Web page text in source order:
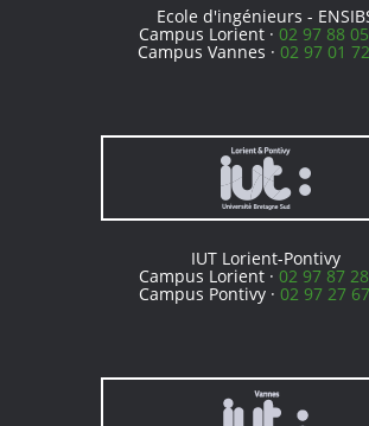
Ecole d'ingénieurs -
Campus Lorient · 02 97 88
Campus Vannes · 02 97 01
IUT Lorient-Pontivy
Campus Lorient · 02 97 87
Campus Pontivy · 02 97 27